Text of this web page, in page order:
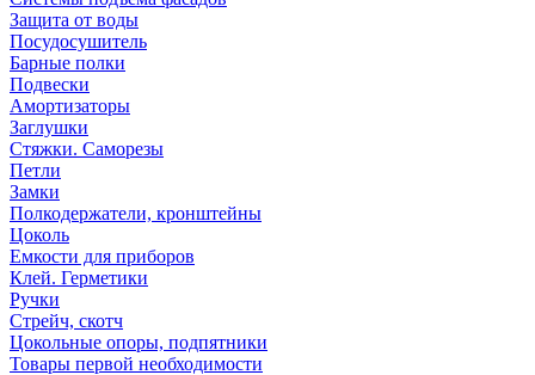
Защита от воды
Посудосушитель
Барные полки
Подвески
Амортизаторы
Заглушки
Стяжки. Саморезы
Петли
Замки
Полкодержатели, кронштейны
Цоколь
Емкости для приборов
Клей. Герметики
Ручки
Стрейч, скотч
Цокольные опоры, подпятники
Товары первой необходимости